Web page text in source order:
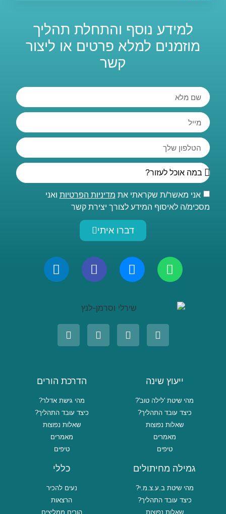
למידע נוסף והתחלת תהליך
מוזמנים למלא פרטים או ליצור
קשר
אני מאשר/ת שקראתי את מדיניות הפרטיות ואני
מסכימ/ה לאיסוף המידע לצורך יצירת קשר
דברו איתי
ייעוץ שינה
מהי שיטת 'לילה טוב'?
כיצד עובד התהליך?
שאלות נפוצות
מאמרים
טיפים
הדרכת הורים
מהי גישת אדלר?
כיצד עובד התהליך?
שאלות נפוצות
מאמרים
טיפים
גמילה מחיתולים
מהי שיטת ב.ע.צ.מ.י?
כיצד עובד התהליך?
שאלות נפוצות
כללי
נעים להכיר
הרצאות
הורים ממליצים